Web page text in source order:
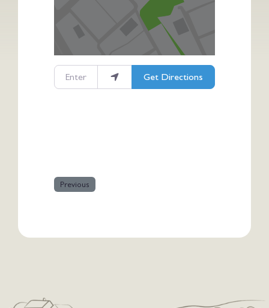
Enter your location
Get Directions
Previous